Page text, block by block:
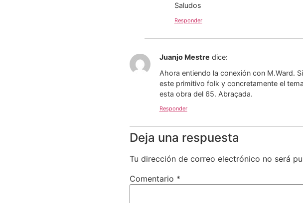
Saludos
Responder
Juanjo Mestre dice:
Ahora entiendo la conexión con M.Ward.
este primitivo folk y concretamente el
esta obra del 65. Abraçada.
Responder
Deja una respuesta
Tu dirección de correo electrónico no será
Comentario *